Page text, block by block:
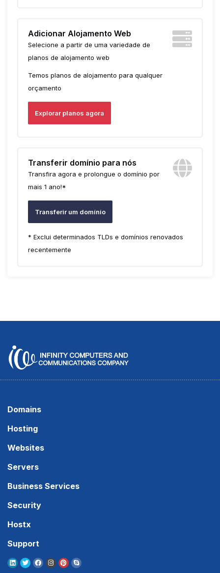
Adicionar Alojamento Web
Selecione a partir de uma variedade de
planos de alojamento web
Temos planos de alojamento para qualquer
orçamento
Explorar planos agora
Transferir domínio para nós
Transfira agora e prolongue o domínio por
mais 1 ano!*
Transferir um domínio
* Exclui determinados TLDs e domínios renovados
recentemente
Domains
Hosting
Websites
Servers
Business Services
Security
Hostx
Support